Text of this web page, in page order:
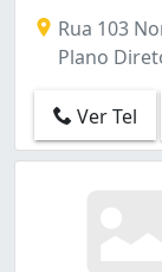
Rua 103
Plano
Ver Tel